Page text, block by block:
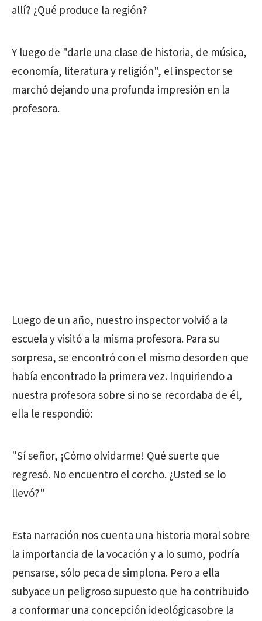
allí? ¿Qué produce la región?
Y luego de "darle una clase de historia, de música,
economía, literatura y religión", el inspector se
marchó dejando una profunda impresión en la
profesora.
Luego de un año, nuestro inspector volvió a la
escuela y visitó a la misma profesora. Para su
sorpresa, se encontró con el mismo desorden que
había encontrado la primera vez. Inquiriendo a
nuestra profesora sobre si no se recordaba de él,
ella le respondió:
"Sí señor, ¡Cómo olvidarme! Qué suerte que
regresó. No encuentro el corcho. ¿Usted se lo
llevó?"
Esta narración nos cuenta una historia moral sobre
la importancia de la vocación y a lo sumo, podría
pensarse, sólo peca de simplona. Pero a ella
subyace un peligroso supuesto que ha contribuido
a conformar una concepción ideológicasobre la